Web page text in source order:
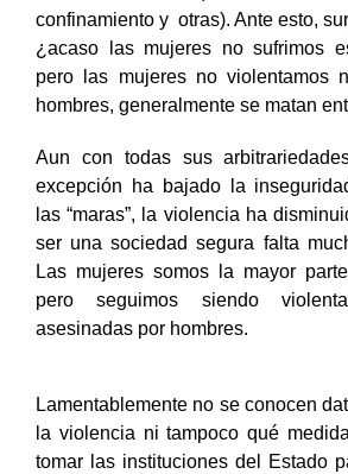
confinamiento y otras). Ante esto,
¿acaso las mujeres no sufrimos
pero las mujeres no violentamos
hombres, generalmente se matan
Aun con todas sus
excepción ha bajado la
las “maras”, la violencia ha
ser una sociedad segura falta
Las mujeres somos la mayor
peroseguimos siendo
asesinadas por hombres.
Lamentablemente no se conocen
la violencia ni tampoco qué
tomar las instituciones del Estado